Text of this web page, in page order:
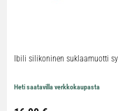
Ibili silikoninen suklaamuotti
Heti saatavilla verkkokaupasta